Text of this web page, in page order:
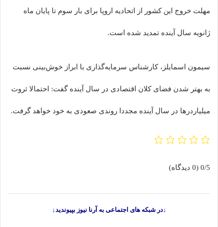
مهلت خروج این کشور از اتحادیه اروپا برای بار سوم تا پایان ماه
ژانویه سال‌ آینده تمدید شده است.
سیمون اسمایلز، کارشناس سرمایه‌گذاری با ابراز خوش‌بینی نسبت
به بهتر شدن فضای کلان اقتصادی در سال آینده گفت: احتمالا ثروت
میلیاردرها در سال‌ آینده مجددا روندی صعودی به خود خواهد گرفت.
0/5 (0 دیدگاه)
↓در شبکه های اجتماعی به آرنا نیوز بپیوندید↓